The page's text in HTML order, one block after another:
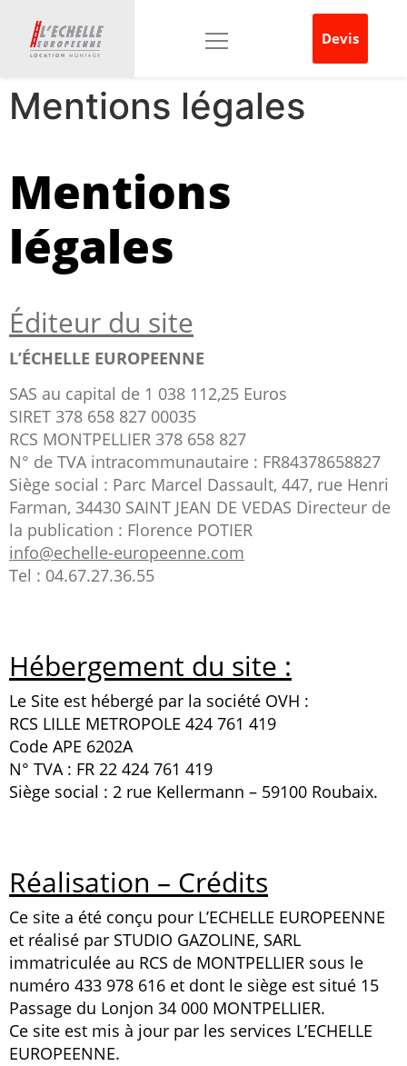
Devis
Mentions légales
Mentions
légales
Éditeur du site
L’ÉCHELLE EUROPEENNE
SAS au capital de 1 038 112,25 Euros
SIRET 378 658 827 00035
RCS MONTPELLIER 378 658 827
N° de TVA intracommunautaire : FR84378658827
Siège social : Parc Marcel Dassault, 447, rue Henri
Farman, 34430 SAINT JEAN DE VEDAS Directeur de
la publication : Florence POTIER
info@echelle-europeenne.com
Tel : 04.67.27.36.55
Hébergement du site :
Le Site est hébergé par la société OVH :
RCS LILLE METROPOLE 424 761 419
Code APE 6202A
N° TVA : FR 22 424 761 419
Siège social : 2 rue Kellermann – 59100 Roubaix.
Réalisation – Crédits
Ce site a été conçu pour L’ECHELLE EUROPEENNE
et réalisé par STUDIO GAZOLINE, SARL
immatriculée au RCS de MONTPELLIER sous le
numéro 433 978 616 et dont le siège est situé 15
Passage du Lonjon 34 000 MONTPELLIER.
Ce site est mis à jour par les services L’ECHELLE
EUROPEENNE.